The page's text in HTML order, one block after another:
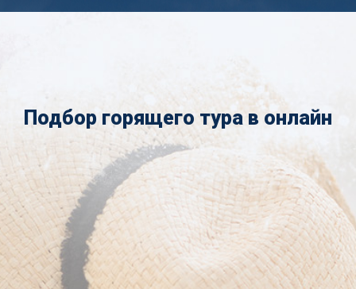
Подбор горящего тура в онлайн